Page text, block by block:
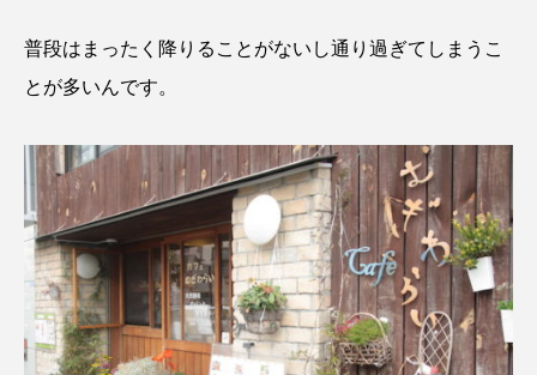
普段はまったく降りることがないし通り過ぎてしまうこ
とが多いんです。